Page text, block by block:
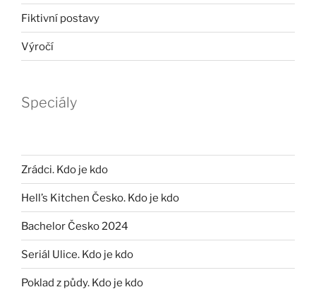
Fiktivní postavy
Výročí
Speciály
Zrádci. Kdo je kdo
Hell’s Kitchen Česko. Kdo je kdo
Bachelor Česko 2024
Seriál Ulice. Kdo je kdo
Poklad z půdy. Kdo je kdo